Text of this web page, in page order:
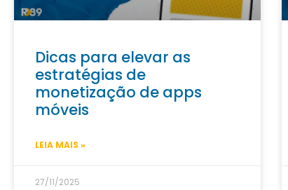
Dicas para elevar as
estratégias de
monetização de apps
móveis
LEIA MAIS »
27/11/2025